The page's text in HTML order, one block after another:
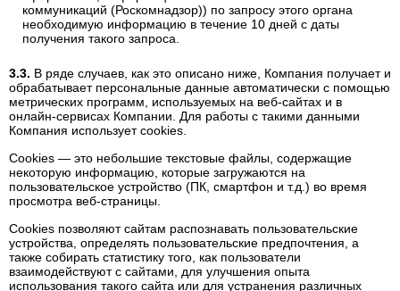
коммуникаций (Роскомнадзор)) по запросу этого органа
необходимую информацию в течение 10 дней с даты
получения такого запроса.
В ряде случаев, как это описано ниже, Компания получает и
обрабатывает персональные данные автоматически с помощью
метрических программ, используемых на веб-сайтах и в
онлайн-сервисах Компании. Для работы с такими данными
Компания использует cookies.
Cookies — это небольшие текстовые файлы, содержащие
некоторую информацию, которые загружаются на
пользовательское устройство (ПК, смартфон и т.д.) во время
просмотра веб-страницы.
Cookies позволяют сайтам распознавать пользовательские
устройства, определять пользовательские предпочтения, а
также собирать статистику того, как пользователи
взаимодействуют с сайтами, для улучшения опыта
использования такого сайта или для устранения различных